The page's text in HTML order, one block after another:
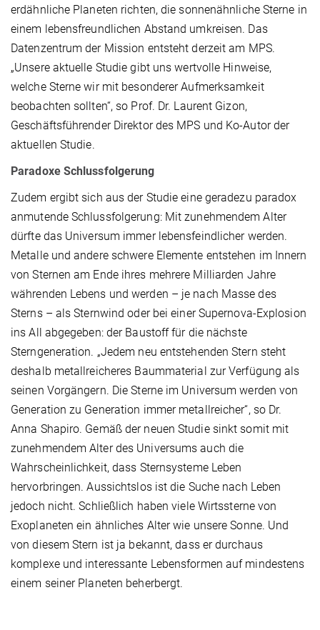
erdähnliche Planeten richten, die sonnenähnliche Sterne in
einem lebensfreundlichen Abstand umkreisen. Das
Datenzentrum der Mission entsteht derzeit am MPS.
„Unsere aktuelle Studie gibt uns wertvolle Hinweise,
welche Sterne wir mit besonderer Aufmerksamkeit
beobachten sollten“, so Prof. Dr. Laurent Gizon,
Geschäftsführender Direktor des MPS und Ko-Autor der
aktuellen Studie.
Paradoxe Schlussfolgerung
Zudem ergibt sich aus der Studie eine geradezu paradox
anmutende Schlussfolgerung: Mit zunehmendem Alter
dürfte das Universum immer lebensfeindlicher werden.
Metalle und andere schwere Elemente entstehen im Innern
von Sternen am Ende ihres mehrere Milliarden Jahre
währenden Lebens und werden – je nach Masse des
Sterns – als Sternwind oder bei einer Supernova-Explosion
ins All abgegeben: der Baustoff für die nächste
Sterngeneration. „Jedem neu entstehenden Stern steht
deshalb metallreicheres Baummaterial zur Verfügung als
seinen Vorgängern. Die Sterne im Universum werden von
Generation zu Generation immer metallreicher“, so Dr.
Anna Shapiro. Gemäß der neuen Studie sinkt somit mit
zunehmendem Alter des Universums auch die
Wahrscheinlichkeit, dass Sternsysteme Leben
hervorbringen. Aussichtslos ist die Suche nach Leben
jedoch nicht. Schließlich haben viele Wirtssterne von
Exoplaneten ein ähnliches Alter wie unsere Sonne. Und
von diesem Stern ist ja bekannt, dass er durchaus
komplexe und interessante Lebensformen auf mindestens
einem seiner Planeten beherbergt.